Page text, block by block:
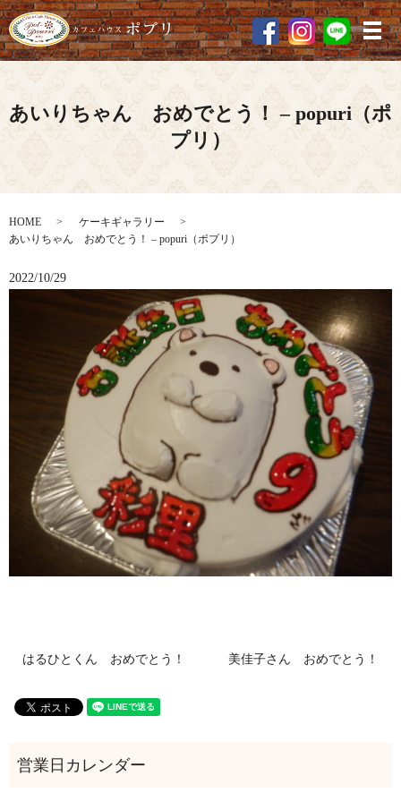
メ
あいりちゃん おめでとう！ – popuri（ポ
プリ）
HOME
ケーキギャラリー
あいりちゃん おめでとう！ – popuri（ポプリ）
2022/10/29
はるひとくん おめでとう！ 美佳子さん おめでとう！